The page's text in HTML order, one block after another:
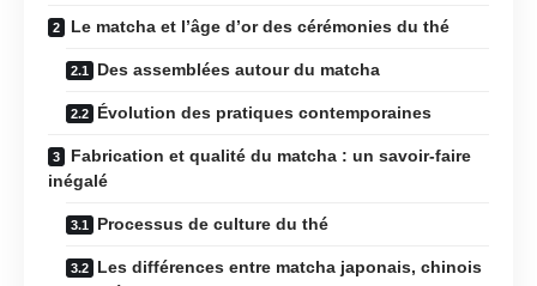
Le matcha et l’âge d’or des cérémonies du thé
Des assemblées autour du matcha
Évolution des pratiques contemporaines
Fabrication et qualité du matcha : un savoir-faire
inégalé
Processus de culture du thé
Les différences entre matcha japonais, chinois